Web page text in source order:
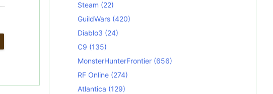
Steam (22)
GuildWars (420)
Diablo3 (24)
C9 (135)
MonsterHunterFrontier (656)
RF Online (274)
Atlantica (129)